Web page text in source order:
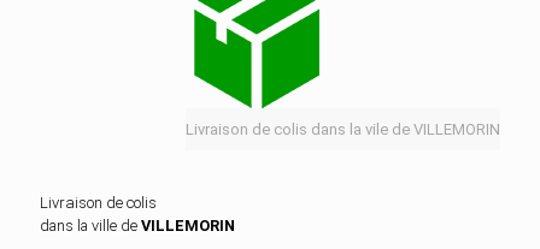
Livraison de colis dans la vile de VILLEMORIN
Livraison de colis
dans la ville de VILLEMORIN